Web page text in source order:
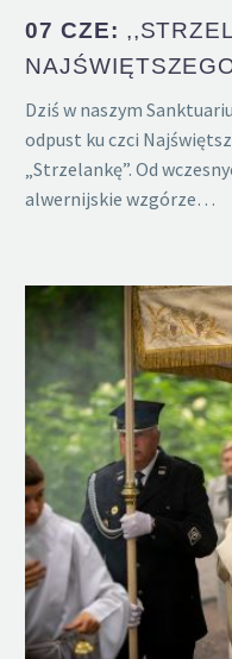
07 CZE:
Dziś w naszym
odpust ku czci
„Strzelankę”. Od
alwernijskie wzgórze…